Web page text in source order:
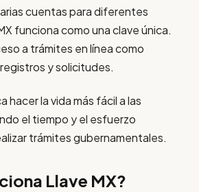
cuentas para diferentes
funciona como una clave única.
a trámites en línea como
y solicitudes.
hacer la vida más fácil a las
el tiempo y el esfuerzo
trámites gubernamentales.
Llave MX?